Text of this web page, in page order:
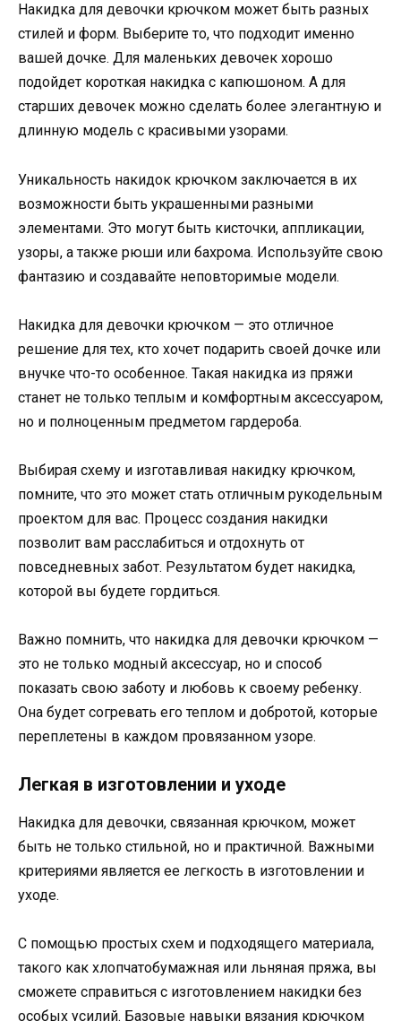
Накидка для девочки крючком может быть разных
стилей и форм. Выберите то, что подходит именно
вашей дочке. Для маленьких девочек хорошо
подойдет короткая накидка с капюшоном. А для
старших девочек можно сделать более элегантную и
длинную модель с красивыми узорами.
Уникальность накидок крючком заключается в их
возможности быть украшенными разными
элементами. Это могут быть кисточки, аппликации,
узоры, а также рюши или бахрома. Используйте свою
фантазию и создавайте неповторимые модели.
Накидка для девочки крючком — это отличное
решение для тех, кто хочет подарить своей дочке или
внучке что-то особенное. Такая накидка из пряжи
станет не только теплым и комфортным аксессуаром,
но и полноценным предметом гардероба.
Выбирая схему и изготавливая накидку крючком,
помните, что это может стать отличным рукодельным
проектом для вас. Процесс создания накидки
позволит вам расслабиться и отдохнуть от
повседневных забот. Результатом будет накидка,
которой вы будете гордиться.
Важно помнить, что накидка для девочки крючком —
это не только модный аксессуар, но и способ
показать свою заботу и любовь к своему ребенку.
Она будет согревать его теплом и добротой, которые
переплетены в каждом провязанном узоре.
Легкая в изготовлении и уходе
Накидка для девочки, связанная крючком, может
быть не только стильной, но и практичной. Важными
критериями является ее легкость в изготовлении и
уходе.
С помощью простых схем и подходящего материала,
такого как хлопчатобумажная или льняная пряжа, вы
сможете справиться с изготовлением накидки без
особых усилий. Базовые навыки вязания крючком